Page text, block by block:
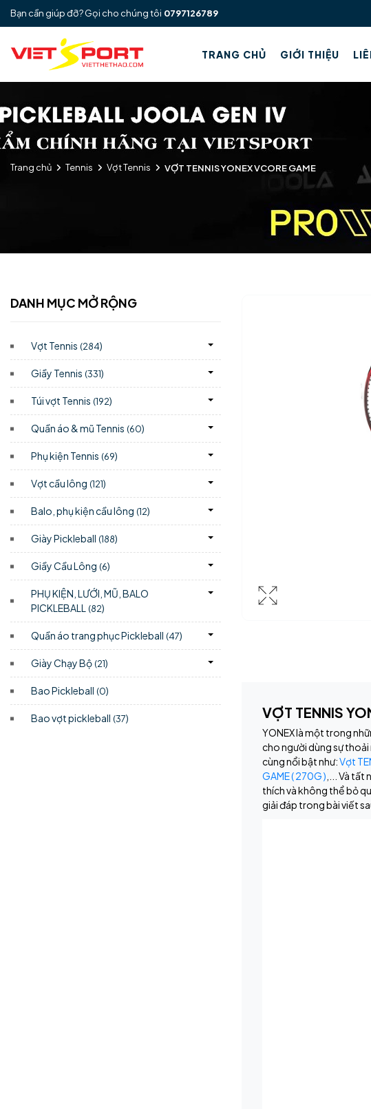
Bạn cần giúp đỡ? Gọi cho chúng tôi 0797126789
TRANG CHỦ GIỚI THIỆU
Trang chủ Tennis Vợt Tennis VỢT TENNIS YONEX VCORE GAME
DANH MỤC MỞ RỘNG
Vợt Tennis (284)
Giầy Tennis (331)
Túi vợt Tennis (192)
Quần áo & mũ Tennis (60)
Phụ kiện Tennis (69)
Vợt cầu lông (121)
Balo, phụ kiện cầu lông (12)
Giày Pickleball (188)
Giầy Cầu Lông (6)
PHỤ KIỆN, LƯỚI, MŨ, BALO
PICKLEBALL (82)
Quần áo trang phục Pickleball (47)
Giày Chạy Bộ (21)
Bao Pickleball (0)
Bao vợt pickleball (37) VỢT TENNIS
YONEX là một trong
cho người dùng sự thoải
cùng nổi bật như:Vợt
GAME ( 270G ) ,... Và
thích và không thể bỏ
giải đáp trong bài viết